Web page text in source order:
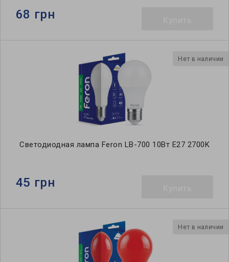
68 грн
Нет в наличии
Светодиодная лампа Feron LB-700 10Вт E27 2700K
45 грн
Нет в наличии